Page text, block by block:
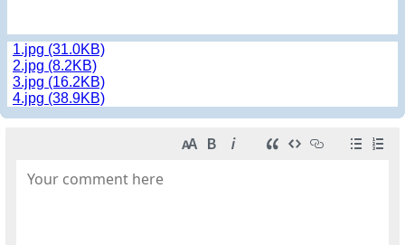
1.jpg (31.0KB)
2.jpg (8.2KB)
3.jpg (16.2KB)
4.jpg (38.9KB)